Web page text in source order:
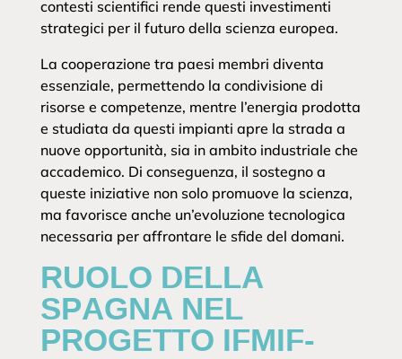
contesti scientifici rende questi investimenti
strategici per il futuro della scienza europea.
La cooperazione tra paesi membri diventa
essenziale, permettendo la condivisione di
risorse e competenze, mentre l’energia prodotta
e studiata da questi impianti apre la strada a
nuove opportunità, sia in ambito industriale che
accademico. Di conseguenza, il sostegno a
queste iniziative non solo promuove la scienza,
ma favorisce anche un’evoluzione tecnologica
necessaria per affrontare le sfide del domani.
RUOLO DELLA
SPAGNA NEL
PROGETTO IFMIF-